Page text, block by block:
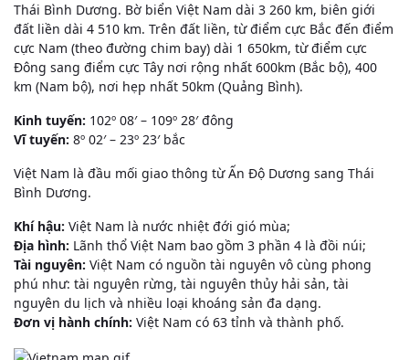
Thái Bình Dương. Bờ biển Việt Nam dài 3 260 km, biên giới
đất liền dài 4 510 km. Trên đất liền, từ điểm cực Bắc đến điểm
cực Nam (theo đường chim bay) dài 1 650km, từ điểm cực
Đông sang điểm cực Tây nơi rộng nhất 600km (Bắc bộ), 400
km (Nam bộ), nơi hẹp nhất 50km (Quảng Bình).
Kinh tuyến: 102º 08′ – 109º 28′ đông
Vĩ tuyến: 8º 02′ – 23º 23′ bắc
Việt Nam là đầu mối giao thông từ Ấn Độ Dương sang Thái
Bình Dương.
Khí hậu: Việt Nam là nước nhiệt đới gió mùa;
Địa hình: Lãnh thổ Việt Nam bao gồm 3 phần 4 là đồi núi;
Tài nguyên: Việt Nam có nguồn tài nguyên vô cùng phong
phú như: tài nguyên rừng, tài nguyên thủy hải sản, tài
nguyên du lịch và nhiều loại khoáng sản đa dạng.
Đơn vị hành chính: Việt Nam có 63 tỉnh và thành phố.